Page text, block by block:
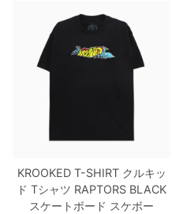
KROOKED T-SHIRTクルキッ
ド Tシャツ RAPTORS BLACK
スケートボード スケボー